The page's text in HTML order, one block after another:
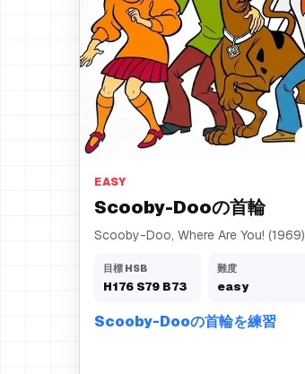
首輪
EASY
Scooby-Dooの首輪
Scooby-Doo, Where Are You! (1969)
目標 HSB
H176 S79 B73
難度
easy
Scooby-Dooの首輪を練習